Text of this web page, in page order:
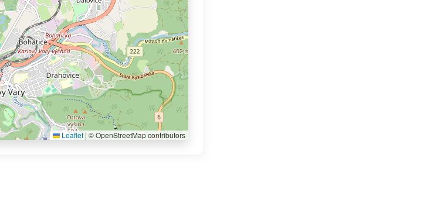
Leaflet | © OpenStreetMap contributors